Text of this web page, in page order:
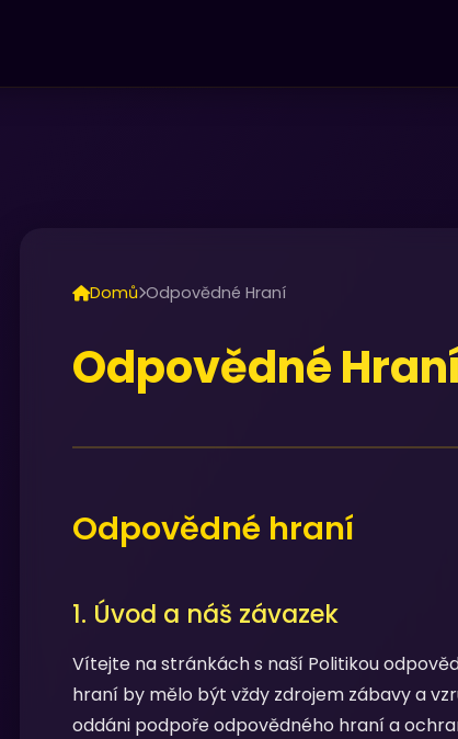
Domů Odpovědné Hraní
Odpovědné
Odpovědné hraní
1. Úvod a náš závazek
Vítejte na stránkách s naší Politikou
hraní by mělo být vždy zdrojem zábavy a
oddáni podpoře odpovědného hraní a